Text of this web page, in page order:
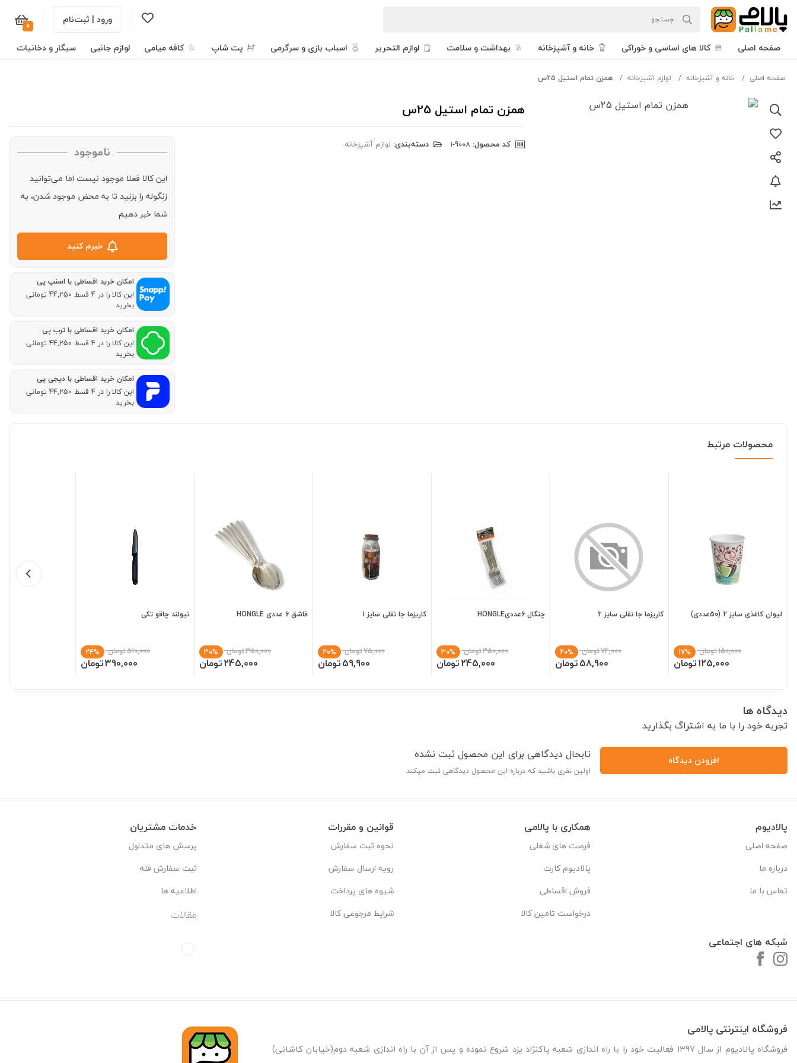
ورود | ثبت‌نام 0
صفحه اصلی کالا های اساسی و خوراکی خانه و آشپزخانه بهداشت و سلامت لوازم التحریر اسباب بازی و سرگرمی پت شاپ کافه میامی لوازم جانبی سیگار و دخانیات
صفحه اصلی خانه و آشپزخانه لوازم آشپزخانه همزن تمام استیل 25س
همزن تمام استیل 25س
کد محصول: دسته‌بندی: لوازم آشپزخانه ناموجود
این کالا فعلا موجود نیست اما می‌توانید
زنگوله را بزنید تا به محض موجود شدن، به
شما خبر دهیم
خبرم کنید
امکان خرید اقساطی با اسنپ پی
این کالا را در 4 قسط 44,250 تومانی
بخرید
امکان خرید اقساطی با ترب پی
این کالا را در 4 قسط 44,250 تومانی
بخرید
امکان خرید اقساطی با دیجی پی
این کالا را در 4 قسط 44,250 تومانی
بخرید
محصولات مرتبط
لیوان کاغذی سایز 2 (50عددی)
150,000تومان 17%
125,000تومان
کاریزما جا نقلی سایز 2
74,000تومان 20%
58,900تومان
چنگال 6عددیHONGLE
350,000تومان 30%
245,000تومان
کاریزما جا نقلی سایز 1
75,000تومان 20%
59,900تومان
قاشق 6 عددی HONGLE
350,000تومان 30%
245,000تومان
نیولند چاقو تکی
510,000تومان 24%
390,000تومان
دیدگاه ها
تجربه خود را با ما به اشتراگ بگذارید
افزودن دیدگاه تابحال دیدگاهی برای این محصول ثبت نشده
اولین نفری باشید که درباره این محصول دیدگاهی ثبت میکند
پالادیوم
صفحه اصلی
درباره ما
تماس با ما
شبکه های اجتماعی
همکاری با پالامی
فرصت های شغلی
پالادیوم کارت
فروش اقساطی
درخواست تامین کالا
قوانین و مقررات
نحوه ثبت سفارش
رویه ارسال سفارش
شیوه های پرداخت
شرایط مرجوعی کالا
خدمات مشتریان
پرسش های متداول
ثبت سفارش فله
اطلاعیه ها
مقالات
فروشگاه اینترنتی پالامی
فروشگاه پالادیوم از سال 1397 فعالیت خود را با راه اندازی شعبه پاکنژاد یزد شروع نموده و پس از آن با راه اندازی شعبه دوم(خیابان کاشانی)